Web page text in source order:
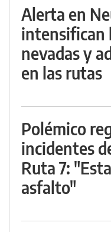
Alerta en
intensifican
nevadas y
en las rutas
Polémico
incidentes
Ruta 7:
asfalto"